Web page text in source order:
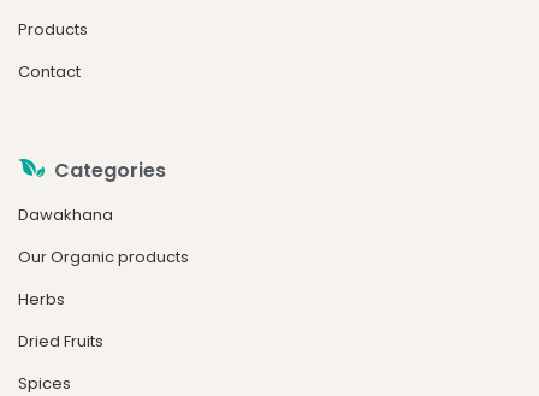
Products
Contact
Categories
Dawakhana
Our Organic products
Herbs
Dried Fruits
Spices